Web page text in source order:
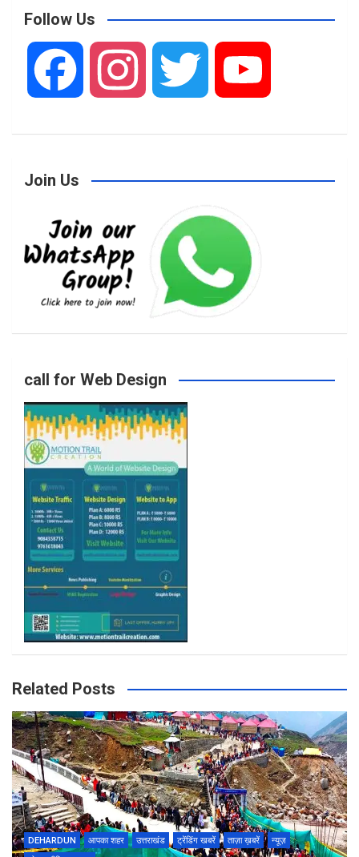
Follow Us
e
b
o
k
s
r
a
m
i u
Join Us
call for Web Design
Related Posts
DEHARDUN आपका शहर उत्तराखंड ट्रेंडिंग खबरें ताज़ा ख़बरें
न्यूज़